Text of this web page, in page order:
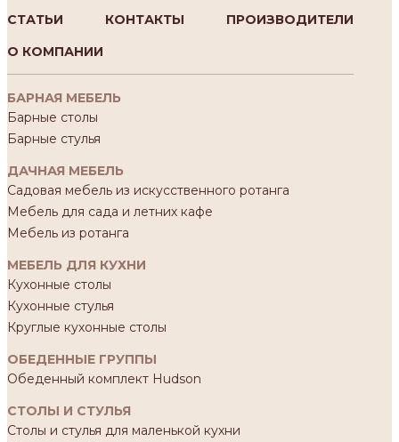
СТАТЬИ КОНТАКТЫ
ПРОИЗВОДИТЕЛИ
О КОМПАНИИ
БАРНАЯ МЕБЕЛЬ
Барные столы
Барные стулья
ДАЧНАЯ МЕБЕЛЬ
Садовая мебель из искусственного ротанга
Мебель для сада и летних кафе
Мебель из ротанга
МЕБЕЛЬ ДЛЯ КУХНИ
Кухонные столы
Кухонные стулья
Круглые кухонные столы
ОБЕДЕННЫЕ ГРУППЫ
Обеденный комплект Hudson
СТОЛЫ И СТУЛЬЯ
Столы и стулья для маленькой кухни